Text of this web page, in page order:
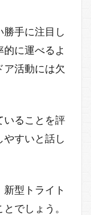
手に注目し
に運べるよ
ア活動には欠
いることを評
すいと話し
型トライト
でしょう。